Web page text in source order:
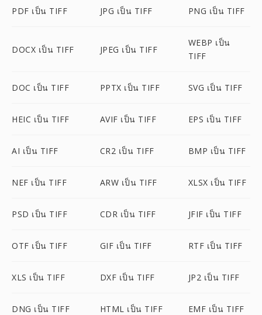
PDF เป็น TIFF JPG เป็น TIFF PNG เป็น TIFF
DOCX เป็น TIFF JPEG เป็น TIFF
WEBP เป็น
TIFF
DOC เป็น TIFF PPTX เป็น TIFF SVG เป็น TIFF
HEIC เป็น TIFF AVIF เป็น TIFF EPS เป็น TIFF
AI เป็น TIFF CR2 เป็น TIFF BMP เป็น TIFF
NEF เป็น TIFF ARW เป็น TIFF XLSX เป็น TIFF
PSD เป็น TIFF CDR เป็น TIFF JFIF เป็น TIFF
OTF เป็น TIFF GIF เป็น TIFF RTF เป็น TIFF
XLS เป็น TIFF DXF เป็น TIFF JP2 เป็น TIFF
DNG เป็น TIFF HTML เป็น TIFF EMF เป็น TIFF